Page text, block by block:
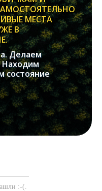
МЕСТА
В
Делаем
Находим
состояние
:-(.